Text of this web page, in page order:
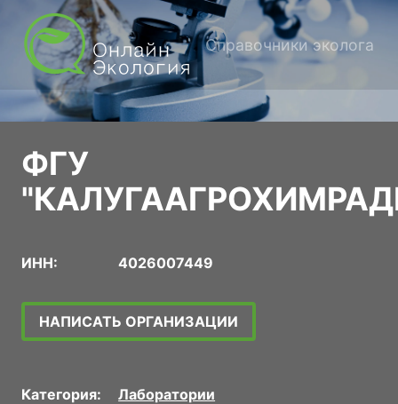
Справочники эколога
ФГУ
ИНН: 4026007449
НАПИСАТЬ ОРГАНИЗАЦИИ
Категория: Лаборатории